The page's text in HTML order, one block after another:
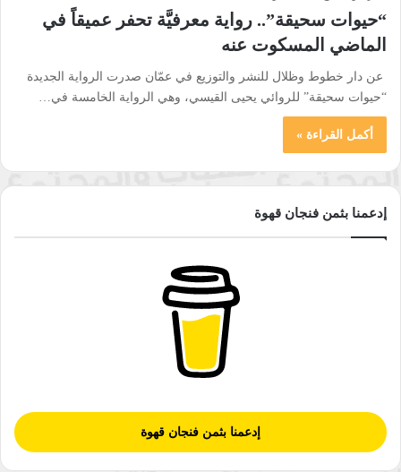
“حيوات سحيقة”.. رواية معرفيَّة تحفر عميقاً في
الماضي المسكوت عنه
عن دار خطوط وظلال للنشر والتوزيع في عمّان صدرت الرواية الجديدة
“حيوات سحيقة” للروائي يحيى القيسي، وهي الرواية الخامسة في…
أكمل القراءة »
إدعمنا بثمن فنجان قهوة
إدعمنا بثمن فنجان قهوة